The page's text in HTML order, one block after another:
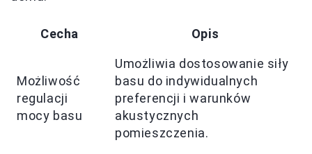
Cecha Opis
Możliwość
regulacji
mocy basu
Umożliwia dostosowanie siły
basu do indywidualnych
preferencji i warunków
akustycznych
pomieszczenia.